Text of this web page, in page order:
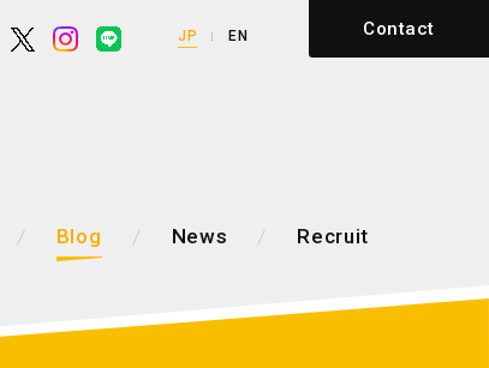
JP EN Contact
Blog News Recruit